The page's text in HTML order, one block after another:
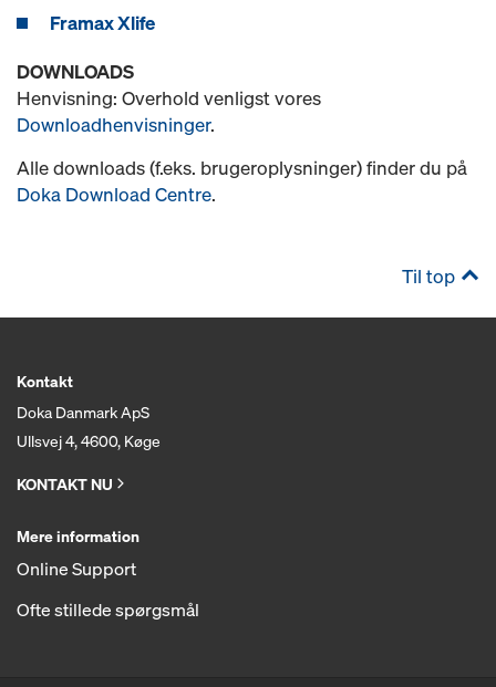
Framax Xlife
DOWNLOADS
Henvisning: Overhold venligst vores
Downloadhenvisninger.
Alle downloads (f.eks. brugeroplysninger) finder du på
Doka Download Centre.
Til top
Kontakt
Doka Danmark ApS
Ullsvej 4, 4600, Køge
KONTAKT NU
Mere information
Online Support
Ofte stillede spørgsmål